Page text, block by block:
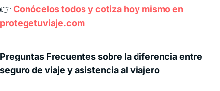
👉 Conócelos todos y cotiza hoy mismo en
protegetuviaje.com
Preguntas Frecuentes sobre la diferencia entre
seguro de viaje y asistencia al viajero​